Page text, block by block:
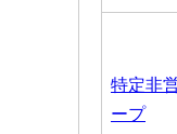
特定非
ープ